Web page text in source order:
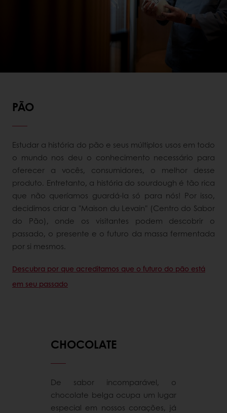
PÃO
Estudar a história do pão e seus múltiplos usos em todo
o mundo nos deu o conhecimento necessário para
oferecer a vocês, consumidores, o melhor desse
produto. Entretanto, a história do sourdough é tão rica
que não queríamos guardá-la só para nós! Por isso,
decidimos criar a "Maison du Levain" (Centro do Sabor
do Pão), onde os visitantes podem descobrir o
passado, o presente e o futuro da massa fermentada
por si mesmos.
Descubra por que acreditamos que o futuro do pão está
em seu passado
CHOCOLATE
De sabor incomparável, o
chocolate belga ocupa um lugar
especial em nossos corações, já